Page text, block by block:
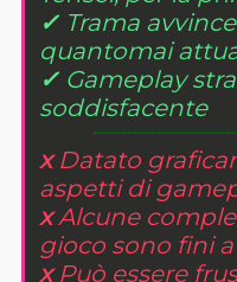
✓ Trama
quantomai
✓ Gameplay
soddisfacente
xDatato
aspetti di
xAlcune
gioco sono fini a
xPuò essere